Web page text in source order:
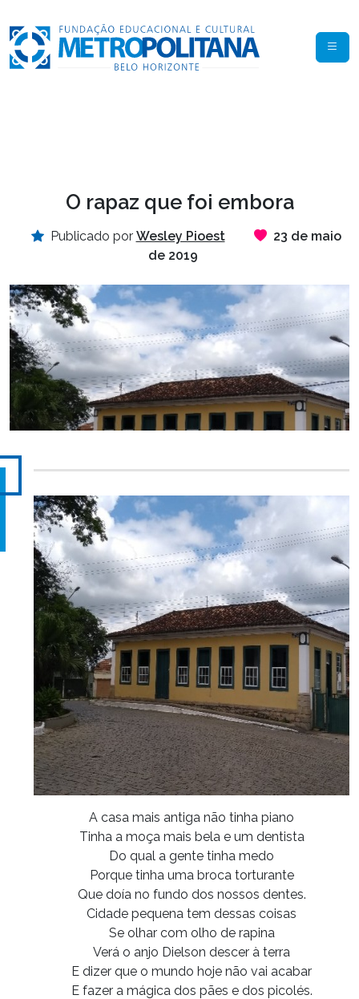
O rapaz que foi embora
Publicado por Wesley Pioest
23 de maio
de 2019
A casa mais antiga não tinha piano
Tinha a moça mais bela e um dentista
Do qual a gente tinha medo
Porque tinha uma broca torturante
Que doía no fundo dos nossos dentes.
Cidade pequena tem dessas coisas
Se olhar com olho de rapina
Verá o anjo Dielson descer à terra
E dizer que o mundo hoje não vai acabar
E fazer a mágica dos pães e dos picolés.